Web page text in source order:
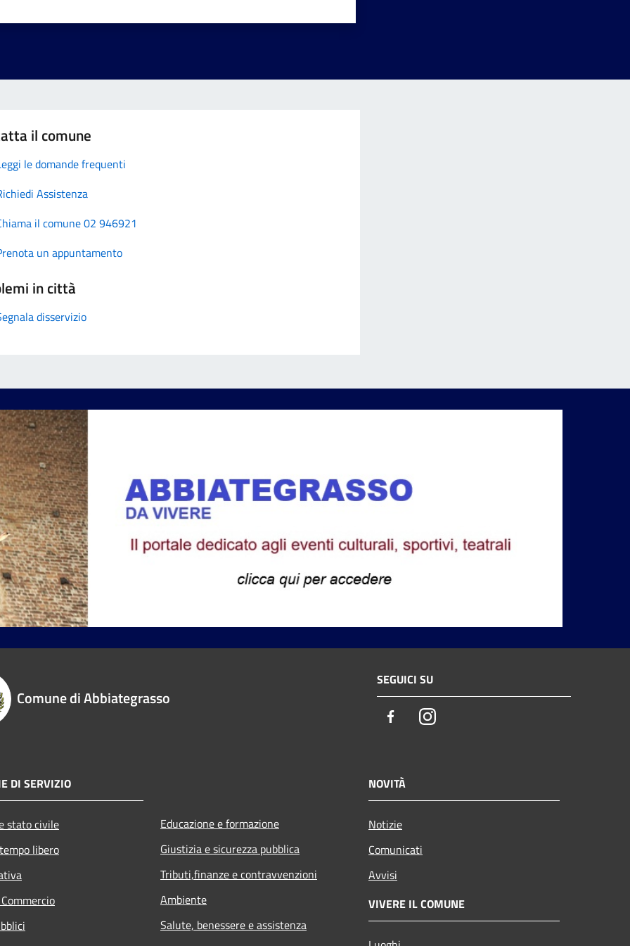
il comune
le domande frequenti
Assistenza
il comune 02 946921
un appuntamento
in città
disservizio
Comune di Abbiategrasso
SEGUICI SU
FacebookInstagram
DI SERVIZIO
stato civile
libero
Educazione e formazione
Giustizia e sicurezza pubblica
Tributi,finanze e contravvenzioni
Ambiente
Salute, benessere e assistenza
NOVITÀ
Notizie
Comunicati
Avvisi
VIVERE IL COMUNE